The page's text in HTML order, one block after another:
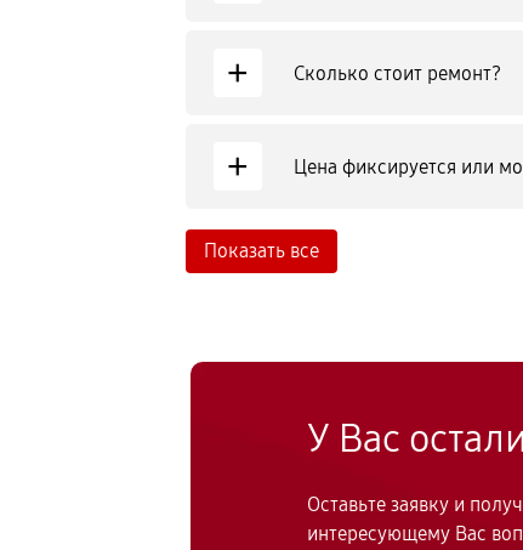
+ Сколько стоит ремонт?
+ Цена фиксируется или
Показать все
У Вас
Оставьте заявку и
интересующему Вас